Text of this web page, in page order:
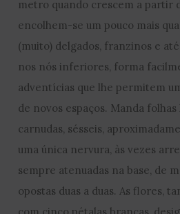
metro quando crescem a partir
encolhem-se um pouco mais
(muito) delgados, franzinos e
nos nós inferiores, forma
adventícias que lhe permitem
de novos espaços. Manda
carnudas, sésseis,
uma única nervura, às vezes
sempre atenuadas na base, de
opostas duas a duas. As flores,
com cinco pétalas brancas,